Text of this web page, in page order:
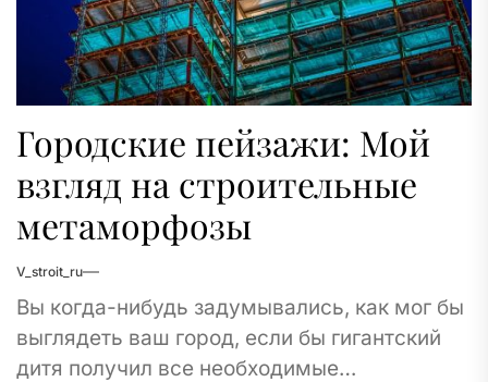
Городские пейзажи: Мой
взгляд на строительные
метаморфозы
V_stroit_ru
Вы когда-нибудь задумывались, как мог бы
выглядеть ваш город, если бы гигантский
дитя получил все необходимые